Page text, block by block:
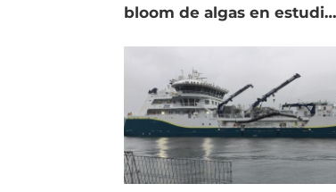
bloom de algas en estudio